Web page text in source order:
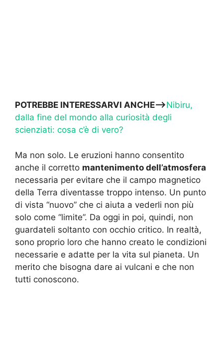
POTREBBE INTERESSARVI ANCHE—>Nibiru,
dalla fine del mondo alla curiosità degli
scienziati: cosa c’è di vero?
Ma non solo. Le eruzioni hanno consentito
anche il corretto mantenimento dell’atmosfera
necessaria per evitare che il campo magnetico
della Terra diventasse troppo intenso. Un punto
di vista “nuovo” che ci aiuta a vederli non più
solo come “limite”. Da oggi in poi, quindi, non
guardateli soltanto con occhio critico. In realtà,
sono proprio loro che hanno creato le condizioni
necessarie e adatte per la vita sul pianeta. Un
merito che bisogna dare ai vulcani e che non
tutti conoscono.